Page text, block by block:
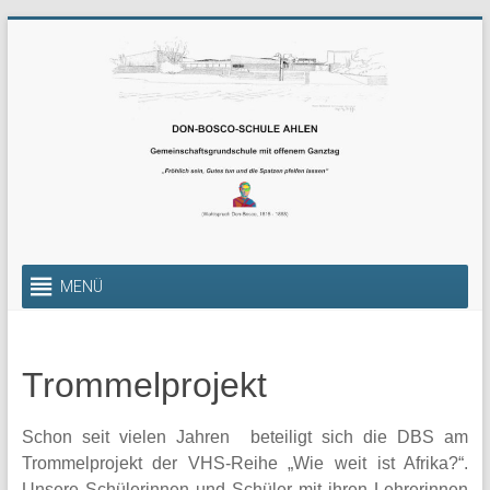
mit
Ganztag
Die
Gemeinschafts-
Grundschule
MENÜ
Trommelprojekt
Schon seit vielen Jahren beteiligt sich die DBS am
Trommelprojekt der VHS-Reihe „Wie weit ist Afrika?“.